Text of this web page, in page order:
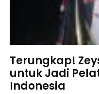
Terungkap!
untuk Jadi
Indonesia